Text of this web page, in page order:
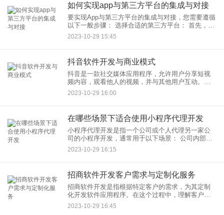
如何实现app与第三方平台的集成与对接
要实现App与第三方平台的集成与对接，您需要遵循
以下一般步骤： 选择合适的第三方平台： 首先，选
择您想要集成的第三方
2023-10-29 15:45
抖音软件开发与商业模式
抖音是一款社交媒体应用程序，允许用户分享短视
频内容，观看他人的视频，并与其他用户互动。抖
音的商业模式涉及多个方面，主要包括以下几个方
面： 广告收入：
2023-10-29 16:00
在哪些场景下适合使用小程序代理开发
小程序代理开发是指一个公司或个人代理另一家公
司的小程序开发，通常用于以下场景： 公司内部资
源不足：如果公司自身没有足够的开发资源或技术
能力来独立开发小程
2023-10-29 16:15
招商软件开发客户需求与定制化服务
招商软件开发是指根据特定客户的需求，为其定制
化开发软件应用程序。在这个过程中，理解客户需
求、与客户紧密合作以满足其独特的业务要求非常
关键。以下是招商软件开发的一般过程：
2023-10-29 16:45